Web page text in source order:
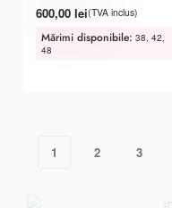
Evaluat la5.00din 5
600,00 lei(TVA inclus)
Mărimi disponibile: 38, 42,
48
1 2 3